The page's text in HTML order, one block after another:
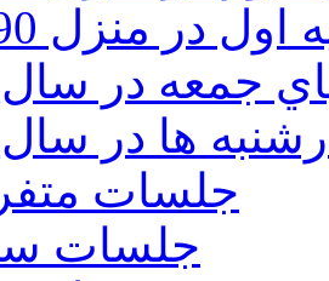
در منزل 1390
جمعه در سال 90
ها در سال 90
جلسات
جلسات